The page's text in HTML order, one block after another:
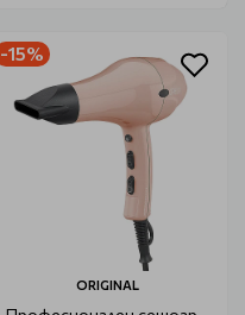
-15%
ORIGINAL